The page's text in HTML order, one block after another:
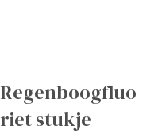
Regenboogfluo
riet stukje